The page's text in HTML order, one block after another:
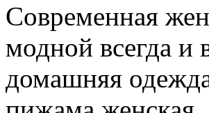
Современная
модной всегда и
домашняя